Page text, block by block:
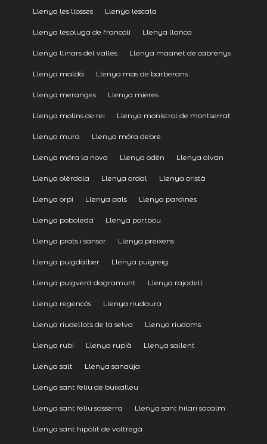
Llenya les llosses Llenya lescala
Llenya lespluga de francolí Llenya llanca
Llenya llinars del vallès Llenya maanet de cabrenys
Llenya maldà Llenya mas de barberans
Llenya meranges Llenya mieres
Llenya molins de rei Llenya monistrol de montserrat
Llenya mura Llenya móra debre
Llenya móra la nova Llenya odèn Llenya olvan
Llenya olèrdola Llenya ordal Llenya oristà
Llenya orpí Llenya pals Llenya pardines
Llenya poboleda Llenya portbou
Llenya prats i sansor Llenya preixens
Llenya puigdàlber Llenya puigreig
Llenya puigverd dagramunt Llenya rajadell
Llenya regencós Llenya riudaura
Llenya riudellots de la selva Llenya riudoms
Llenya rubi Llenya rupià Llenya sallent
Llenya salt Llenya sanaüja
Llenya sant feliu de buixalleu
Llenya sant feliu sasserra Llenya sant hilari sacalm
Llenya sant hipòlit de voltregà